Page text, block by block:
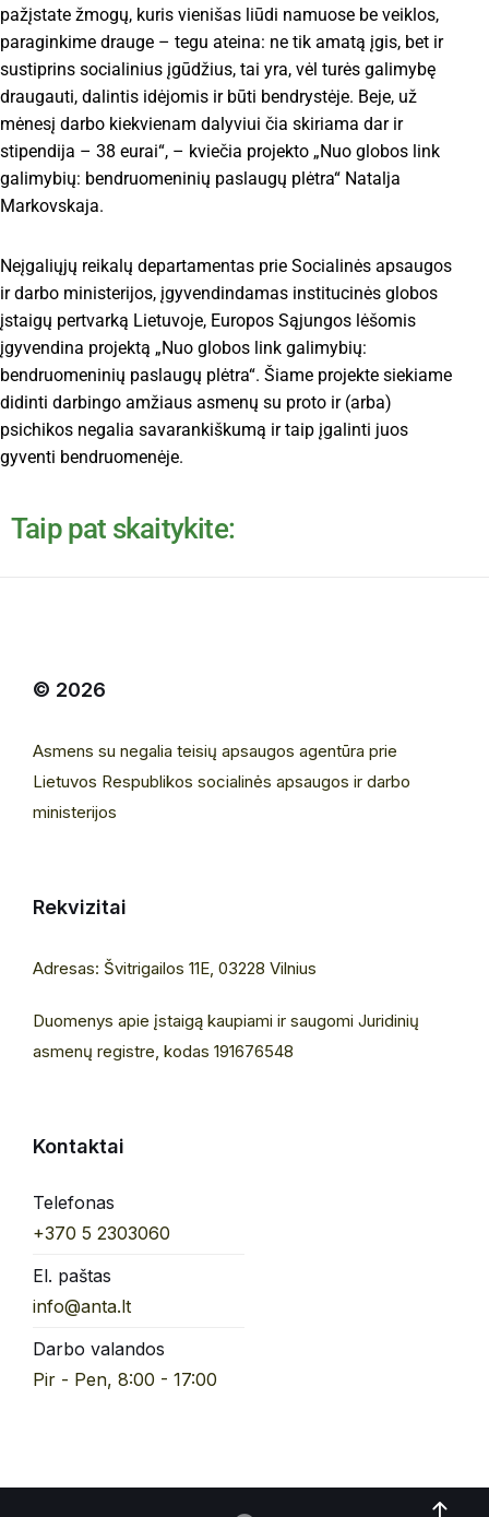
pažįstate žmogų, kuris vienišas liūdi namuose be veiklos,
paraginkime drauge – tegu ateina: ne tik amatą įgis, bet ir
sustiprins socialinius įgūdžius, tai yra, vėl turės galimybę
draugauti, dalintis idėjomis ir būti bendrystėje. Beje, už
mėnesį darbo kiekvienam dalyviui čia skiriama dar ir
stipendija – 38 eurai“, – kviečia projekto „Nuo globos link
galimybių: bendruomeninių paslaugų plėtra“ Natalja
Markovskaja.
Neįgaliųjų reikalų departamentas prie Socialinės apsaugos
ir darbo ministerijos, įgyvendindamas institucinės globos
įstaigų pertvarką Lietuvoje, Europos Sąjungos lėšomis
įgyvendina projektą „Nuo globos link galimybių:
bendruomeninių paslaugų plėtra“. Šiame projekte siekiame
didinti darbingo amžiaus asmenų su proto ir (arba)
psichikos negalia savarankiškumą ir taip įgalinti juos
gyventi bendruomenėje.
Taip pat skaitykite:
© 2026
Asmens su negalia teisių apsaugos agentūra prie
Lietuvos Respublikos socialinės apsaugos ir darbo
ministerijos
Rekvizitai
Adresas: Švitrigailos 11E, 03228 Vilnius
Duomenys apie įstaigą kaupiami ir saugomi Juridinių
asmenų registre, kodas 191676548
Kontaktai
Telefonas
+370 5 2303060
El. paštas
info@anta.lt
Darbo valandos
Pir - Pen, 8:00 - 17:00